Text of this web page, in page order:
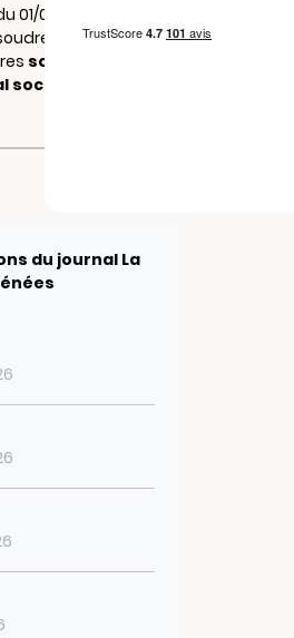
01/03/2026, il a été
la société bien
soient inférieurs
social
du journal La